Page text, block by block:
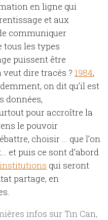
en ligne qui
et aux
communiquer
tous les types
puissent être
dire tracés ? 1984,
on dit qu’il est
données,
pour accroître la
le pouvoir
choisir … que l’on
et puis ce sont d’abord
institutions qui seront
partage, en
infos sur Tin Can,